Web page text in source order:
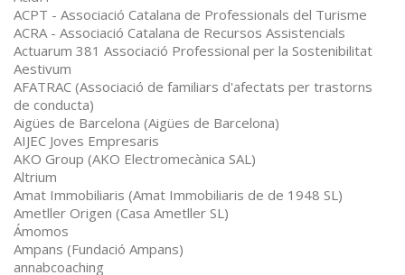
ACPT - Associació Catalana de Professionals del Turisme
ACRA - Associació Catalana de Recursos Assistencials
Actuarum 381 Associació Professional per la Sostenibilitat
Aestivum
AFATRAC (Associació de familiars d'afectats per trastorns
de conducta)
Aigües de Barcelona (Aigües de Barcelona)
AIJEC Joves Empresaris
AKO Group (AKO Electromecànica SAL)
Altrium
Amat Immobiliaris (Amat Immobiliaris de de 1948 SL)
Ametller Origen (Casa Ametller SL)
Ámomos
Ampans (Fundació Ampans)
annabcoaching